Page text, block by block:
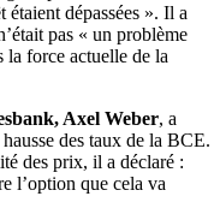
étaient dépassées ». Il a
pas « un problème
la force actuelle de la
Axel Weber, a
des taux de la BCE.
des prix, il a déclaré :
l’option que cela va